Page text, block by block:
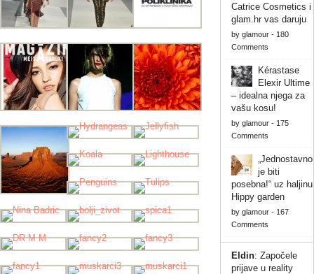
Catrice Cosmetics i
glam.hr vas daruju
by glamour- 180
Comments
Kérastase
Elexir Ultime
– idealna njega za
vašu kosu!
by glamour- 175
Comments
„Jednostavno
je biti
posebna!“ uz haljinu
Hippy garden
by glamour- 167
Comments
Eldin: Započele
prijave u reality